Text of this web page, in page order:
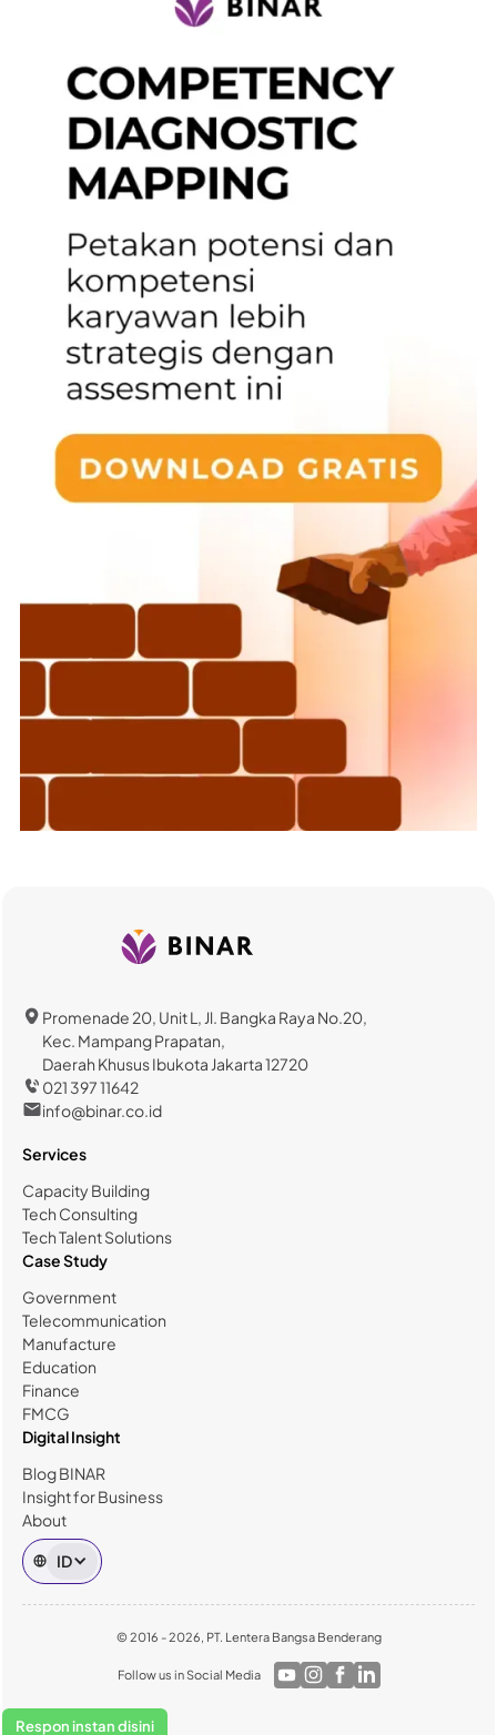
Promenade 20, Unit L, Jl. Bangka Raya No.20,
Kec. Mampang Prapatan,
Daerah Khusus Ibukota Jakarta 12720
021 397 11642
info@binar.co.id
Services
Capacity Building
Tech Consulting
Tech Talent Solutions
Case Study
Government
Telecommunication
Manufacture
Education
Finance
FMCG
Digital Insight
Blog BINAR
Insight for Business
About
ID
© 2016 - 2026, PT. Lentera Bangsa Benderang
Follow us in Social Media
Respon instan disini